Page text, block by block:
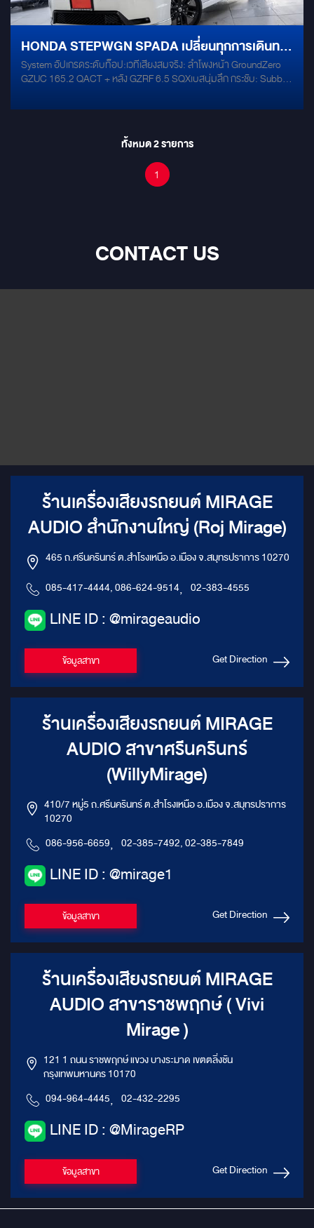
HONDA STEPWGN SPADA เปลี่ยนทุกการเดินทาง
ให้เป็น "โฮมเธียเตอร์เคลื่อนที่ VIP
System อัปเกรดระดับท็อป:เวทีเสียงสมจริง: ลำโพงหน้า GroundZero
GZUC 165.2 QACT + หลัง GZRF 6.5 SQXเบสนุ่มลึก กระชับ: Subbox
R80-8เงียบสงบ ไร้เสียงรบกวน: แดมป์ Mercury Gold เต็มระบทั้งคัน
256) + จอเพดาน MXL-157สร้างบรรยากาศสุดหรู: ไฟ Ambient Light
รอบคันขับขี่มั่นใจ ปลอดภัยขั้นสุด: กล้องรอบคัน 360 ํ + เซนเซอร์เตือน
ทั้งหมด2รายการ
1
CONTACT US
ร้านเครื่องเสียงรถยนต์ MIRAGE
AUDIO สำนักงานใหญ่ (Roj Mirage)
465 ถ.ศรีนครินทร์ ต.สำโรงเหนือ อ.เมือง จ.สมุทรปราการ 10270
085-417-4444, 086-624-9514, 02-383-4555
LINE ID : @mirageaudio
ข้อมูลสาขา Get Direction
ร้านเครื่องเสียงรถยนต์ MIRAGE
AUDIO สาขาศรีนครินทร์
(WillyMirage)
410/7 หมู่5 ถ.ศรีนครินทร์ ต.สำโรงเหนือ อ.เมือง จ.สมุทรปราการ
10270
086-956-6659, 02-385-7492, 02-385-7849
LINE ID : @mirage1
ข้อมูลสาขา Get Direction
ร้านเครื่องเสียงรถยนต์ MIRAGE
AUDIO สาขาราชพฤกษ์ ( Vivi
Mirage )
121 1 ถนน ราชพฤกษ์ แขวง บางระมาด เขตตลิ่งชัน
กรุงเทพมหานคร 10170
094-964-4445, 02-432-2295
LINE ID : @MirageRP
ข้อมูลสาขา Get Direction